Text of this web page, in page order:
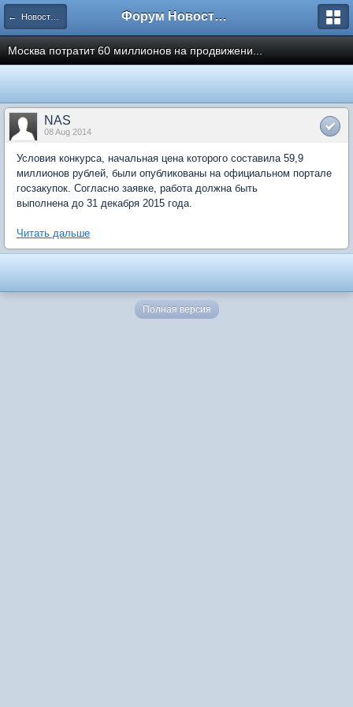
← Новости рынка недвижимости Форум Новостройки
Москва потратит 60 миллионов на продвижени...
NAS
08 Aug 2014
Условия конкурса, начальная цена которого составила 59,9
миллионов рублей, были опубликованы на официальном портале
госзакупок. Согласно заявке, работа должна быть
выполнена до 31 декабря 2015 года.
Читать дальше
Полная версия